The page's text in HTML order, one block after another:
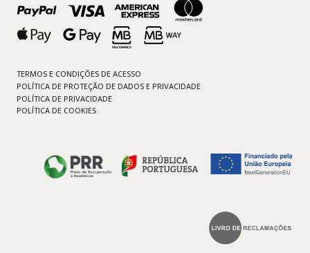
TERMOS E CONDIÇÕES DE ACESSO
POLÍTICA DE PROTEÇÃO DE DADOS E PRIVACIDADE
POLÍTICA DE PRIVACIDADE
POLÍTICA DE COOKIES